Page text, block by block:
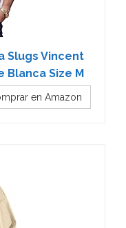
Slugs Vincent
Blanca Size M
en Amazon